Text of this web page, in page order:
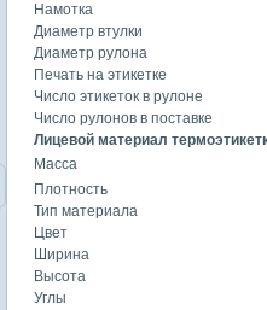
Намотка
Диаметр втулки
Диаметр рулона
Печать на этикетке
Число этикеток в рулоне
Число рулонов в поставке
Лицевой материал
Масса
Плотность
Тип материала
Цвет
Ширина
Высота
Углы